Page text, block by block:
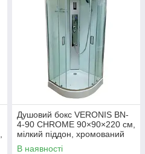
Душовий бокс VERONIS BN-
4-90 CHROME 90×90×220 см,
мілкий піддон, хромований
профіль, Італія
В наявності